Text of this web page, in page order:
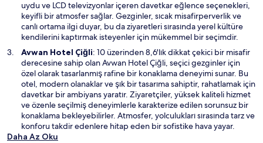
d
e
a
ç
ı
l
ı
r
b
i
r
p
e
n
c
e
r
e
d
e
a
uydu ve LCD televizyonlar içeren davetkar eğlence seçenekleri,
keyifli bir atmosfer sağlar. Gezginler, sıcak misafirperverlik ve
canlı ortama ilgi duyar, bu da ziyaretleri sırasında yerel kültüre
kendilerini kaptırmak isteyenler için mükemmel bir seçimdir.
Avwan Hotel ÇiğliY
e
n
i
b
i
r
p
: 10 üzerinden 8,6'lık dikkat çekici bir misafir
derecesine sahip olan Avwan Hotel Çiğli, seçici gezginler için
özel olarak tasarlanmış rafine bir konaklama deneyimi sunar. Bu
otel, modern olanaklar ve şık bir tasarıma sahiptir, rahatlamak için
davetkar bir ambiyans yaratır. Ziyaretçiler, yüksek kaliteli hizmet
ve özenle seçilmiş deneyimlerle karakterize edilen sorunsuz bir
konaklama bekleyebilirler. Atmosfer, yolculukları sırasında tarz ve
konforu takdir edenlere hitap eden bir sofistike hava yayar.
Daha Az Oku